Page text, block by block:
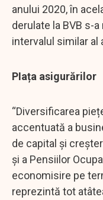
anului 2020, în
derulate la BVB s-
intervalul similar al
PIața asigurărilor
“Diversificarea
accentuată a
de capital și
și a Pensiilor
economisire pe
reprezintă tot